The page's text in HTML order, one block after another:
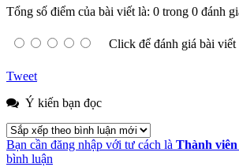
Tổng số điểm của bài viết là: 0 trong 0 đánh
Click để đánh giá bài viết
Tweet
Ý kiến bạn đọc
Bạn cần đăng nhập với tư cách là Thành
bình luận